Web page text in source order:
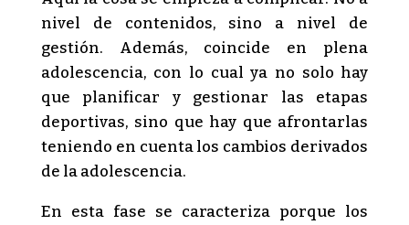
nivel de contenidos, sino a nivel de
gestión. Además, coincide en plena
adolescencia, con lo cual ya no solo hay
que planificar y gestionar las etapas
deportivas, sino que hay que afrontarlas
teniendo en cuenta los cambios derivados
de la adolescencia.
En esta fase se caracteriza porque los